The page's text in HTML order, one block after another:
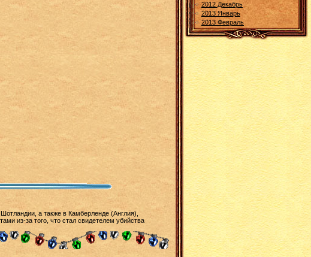
а также в Камберленде (Англия),
из-за того, что стал свидетелем убийства
2012 Декабрь
2013 Январь
2013 Февраль